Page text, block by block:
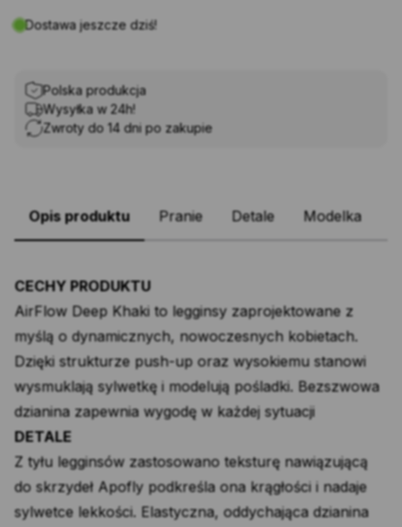
Dostawa jeszcze dziś!
Polska produkcja
Wysyłka w 24h!
Zwroty do 14 dni po zakupie
Opis produktu Pranie Detale Modelka
CECHY PRODUKTU
AirFlow Deep Khaki to legginsy zaprojektowane z
myślą o dynamicznych, nowoczesnych kobietach.
Dzięki strukturze push-up oraz wysokiemu stanowi
wysmuklają sylwetkę i modelują pośladki. Bezszwowa
dzianina zapewnia wygodę w każdej sytuacji
DETALE
Z tyłu legginsów zastosowano teksturę nawiązującą
do skrzydeł Apofly podkreśla ona krągłości i nadaje
sylwetce lekkości. Elastyczna, oddychająca dzianina